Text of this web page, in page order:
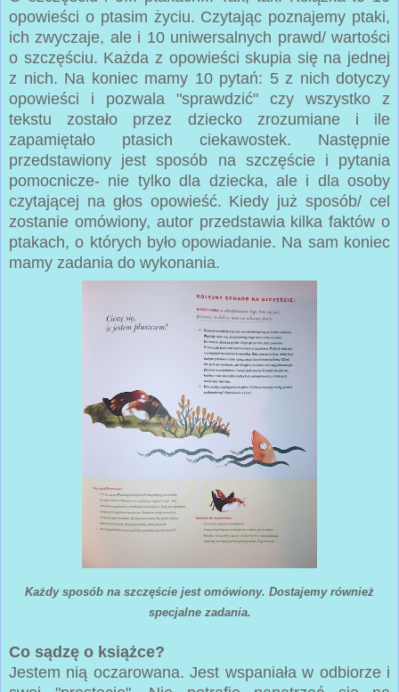
opowieści o ptasim życiu. Czytając poznajemy ptaki,
ich zwyczaje, ale i 10 uniwersalnych prawd/ wartości
o szczęściu. Każda z opowieści skupia się na jednej
z nich. Na koniec mamy 10 pytań: 5 z nich dotyczy
opowieści i pozwala "sprawdzić" czy wszystko z
tekstu zostało przez dziecko zrozumiane i ile
zapamiętało ptasich ciekawostek. Następnie
przedstawiony jest sposób na szczęście i pytania
pomocnicze- nie tylko dla dziecka, ale i dla osoby
czytającej na głos opowieść. Kiedy już sposób/ cel
zostanie omówiony, autor przedstawia kilka faktów o
ptakach, o których było opowiadanie. Na sam koniec
mamy zadania do wykonania.
Każdy sposób na szczęście jest omówiony. Dostajemy również
specjalne zadania.
Co sądzę o książce?
Jestem nią oczarowana. Jest wspaniała w odbiorze i